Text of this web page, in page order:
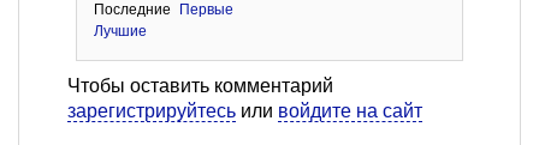
Последние
Первые
Лучшие
Чтобы оставить комментарий
зарегистрируйтесь или войдите на сайт